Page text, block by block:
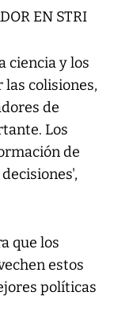
EN STRI
ciencia y los
colisiones,
de
Los
de
que los
estos
políticas